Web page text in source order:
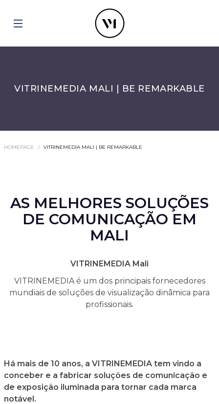
VITRINEMEDIA MALI | BE REMARKABLE
HOMEPAGE VITRINEMEDIA MALI | BE REMARKABLE
AS MELHORES SOLUÇÕES
DE COMUNICAÇÃO EM
MALI
VITRINEMEDIA Mali
VITRINEMEDIA é um dos principais fornecedores
mundiais de soluções de visualização dinâmica para
profissionais.
Há mais de 10 anos, a VITRINEMEDIA tem vindo a
conceber e a fabricar soluções de comunicação e
de exposição iluminada para tornar cada marca
notável.